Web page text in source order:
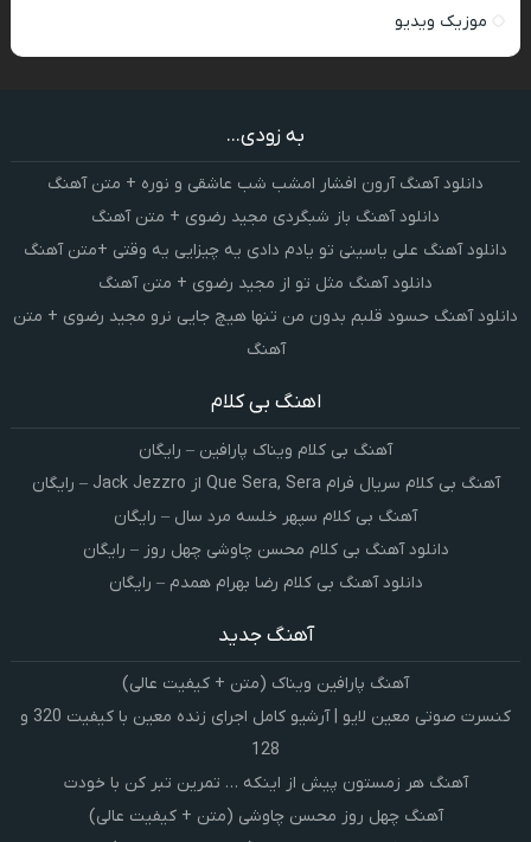
موزیک ویدیو
به زودی...
دانلود آهنگ آرون افشار امشب شب عاشقی و نوره + متن آهنگ
دانلود آهنگ باز شبگردی مجید رضوی + متن آهنگ
دانلود آهنگ علی یاسینی تو یادم دادی یه چیزایی یه وقتی +متن آهنگ
دانلود آهنگ مثل تو از مجید رضوی + متن آهنگ
دانلود آهنگ حسود قلبم بدون من تنها هیچ جایی نرو مجید رضوی + متن
آهنگ
اهنگ بی کلام
آهنگ بی کلام ویناک پارافین – رایگان
آهنگ بی کلام سریال فرام Que Sera, Sera از Jack Jezzro – رایگان
آهنگ بی کلام سپهر خلسه مرد سال – رایگان
دانلود آهنگ بی کلام محسن چاوشی چهل روز – رایگان
دانلود آهنگ بی کلام رضا بهرام همدم – رایگان
آهنگ جدید
آهنگ پارافین ویناک (متن + کیفیت عالی)
کنسرت صوتی معین لایو | آرشیو کامل اجرای زنده معین با کیفیت 320 و
128
آهنگ هر زمستون پیش از اینکه … تمرین تبر کن با خودت
آهنگ چهل روز محسن چاوشی (متن + کیفیت عالی)